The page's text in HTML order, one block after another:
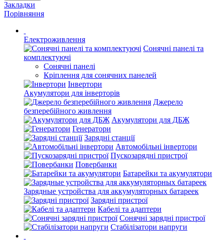
Закладки
Порівняння
Електроживлення
Сонячні панелі та
комплектуючі
Сонячні панелі
Кріплення для сонячних панелей
Інвертори
Акумулятори для інверторів
Джерело
безперебійного живлення
Акумулятори для ДБЖ
Генератори
Зарядні станції
Автомобільні інвертори
Пускозарядні пристрої
Повербанки
Батарейки та акумулятори
Зарядные устройства для аккумуляторных батареек
Зарядні пристрої
Кабелі та адаптери
Сонячні зарядні пристрої
Стабілізатори напруги